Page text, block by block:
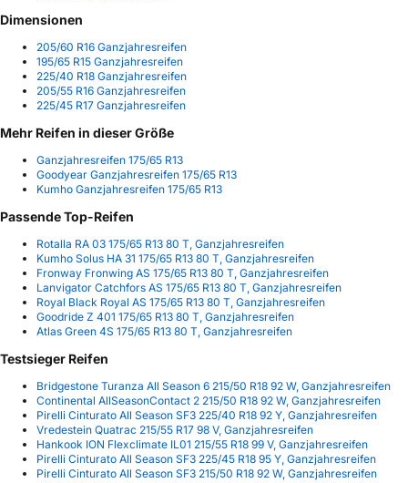
Dimensionen
205/60 R16 Ganzjahresreifen
195/65 R15 Ganzjahresreifen
225/40 R18 Ganzjahresreifen
205/55 R16 Ganzjahresreifen
225/45 R17 Ganzjahresreifen
Mehr Reifen in dieser Größe
Ganzjahresreifen 175/65 R13
Goodyear Ganzjahresreifen 175/65 R13
Kumho Ganzjahresreifen 175/65 R13
Passende Top-Reifen
Rotalla RA 03 175/65 R13 80 T, Ganzjahresreifen
Kumho Solus HA 31 175/65 R13 80 T, Ganzjahresreifen
Fronway Fronwing AS 175/65 R13 80 T, Ganzjahresreifen
Lanvigator Catchfors AS 175/65 R13 80 T, Ganzjahresreifen
Royal Black Royal AS 175/65 R13 80 T, Ganzjahresreifen
Goodride Z 401 175/65 R13 80 T, Ganzjahresreifen
Atlas Green 4S 175/65 R13 80 T, Ganzjahresreifen
Testsieger Reifen
Bridgestone Turanza All Season 6 215/50 R18 92 W, Ganzjahresreifen
Continental AllSeasonContact 2 215/50 R18 92 W, Ganzjahresreifen
Pirelli Cinturato All Season SF3 225/40 R18 92 Y, Ganzjahresreifen
Vredestein Quatrac 215/55 R17 98 V, Ganzjahresreifen
Hankook ION Flexclimate IL01 215/55 R18 99 V, Ganzjahresreifen
Pirelli Cinturato All Season SF3 225/45 R18 95 Y, Ganzjahresreifen
Pirelli Cinturato All Season SF3 215/50 R18 92 W, Ganzjahresreifen